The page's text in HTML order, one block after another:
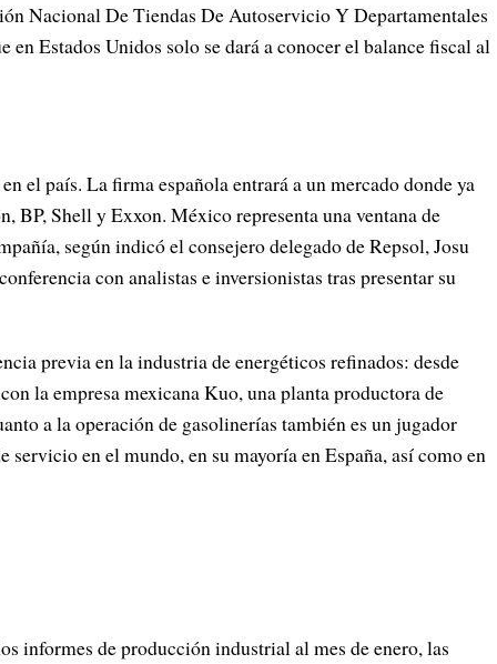
Nacional De Tiendas De Autoservicio Y Departamentales
Estados Unidos solo se dará a conocer el balance fiscal al
el país. La firma española entrará a un mercado donde ya
BP, Shell y Exxon. México representa una ventana de
según indicó el consejero delegado de Repsol, Josu
con analistas e inversionistas tras presentar su
previa en la industria de energéticos refinados: desde
la empresa mexicana Kuo, una planta productora de
a la operación de gasolinerías también es un jugador
servicio en el mundo, en su mayoría en España, así como en
informes de producción industrial al mes de enero, las